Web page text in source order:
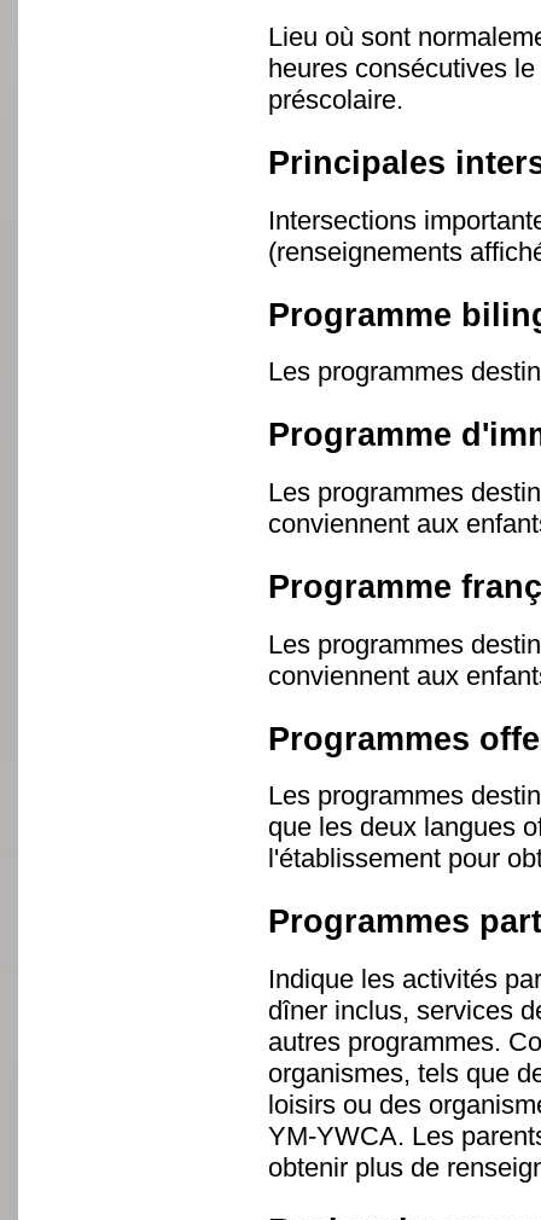
Lieu où sont
heures consécutives
préscolaire.
Principales
Intersections
(renseignements
Programme
Les programmes
Programme
Les programmes
conviennent aux
Programme
Les programmes
conviennent aux
Programmes
Les programmes
que les deux langues
l'établissement pour
Programmes
Indique les activités
dîner inclus, services
autres programmes.
organismes, tels que
loisirs ou des
YM-YWCA. Les
obtenir plus de